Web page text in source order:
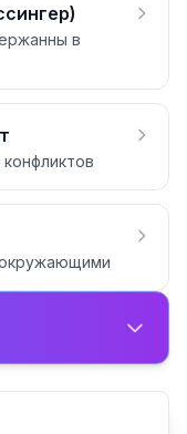
в
окружающими